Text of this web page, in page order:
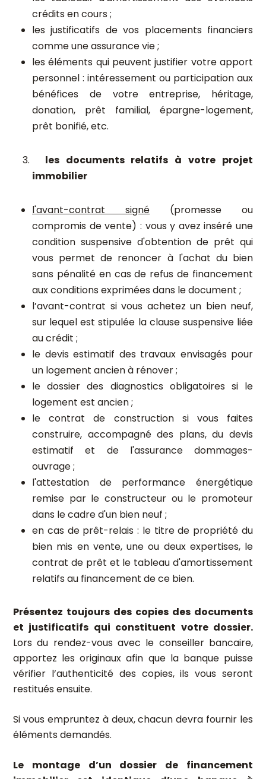
crédits en cours ;
les justificatifs de vos placements financiers
comme une assurance vie ;
les éléments qui peuvent justifier votre apport
personnel : intéressement ou participation aux
bénéfices de votre entreprise, héritage,
donation, prêt familial, épargne-logement,
prêt bonifié, etc.
les documents relatifs à votre projet
immobilier
l'avant-contrat signé (promesse ou
compromis de vente) : vous y avez inséré une
condition suspensive d'obtention de prêt qui
vous permet de renoncer à l'achat du bien
sans pénalité en cas de refus de financement
aux conditions exprimées dans le document ;
l’avant-contrat si vous achetez un bien neuf,
sur lequel est stipulée la clause suspensive liée
au crédit ;
le devis estimatif des travaux envisagés pour
un logement ancien à rénover ;
le dossier des diagnostics obligatoires si le
logement est ancien ;
le contrat de construction si vous faites
construire, accompagné des plans, du devis
estimatif et de l'assurance dommages-
ouvrage ;
l'attestation de performance énergétique
remise par le constructeur ou le promoteur
dans le cadre d'un bien neuf ;
en cas de prêt-relais : le titre de propriété du
bien mis en vente, une ou deux expertises, le
contrat de prêt et le tableau d'amortissement
relatifs au financement de ce bien.
Présentez toujours des copies des documents
et justificatifs qui constituent votre dossier.
Lors du rendez-vous avec le conseiller bancaire,
apportez les originaux afin que la banque puisse
vérifier l’authenticité des copies, ils vous seront
restitués ensuite.
Si vous empruntez à deux, chacun devra fournir les
éléments demandés.
Le montage d’un dossier de financement